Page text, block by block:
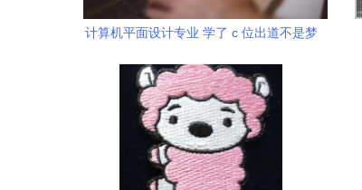
计算机平面设计专业 学了 c 位出道不是梦
迎您